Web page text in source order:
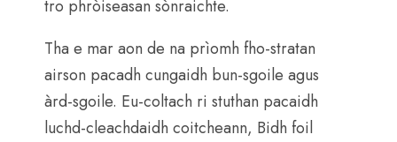
tro phròiseasan sònraichte.
Tha e mar aon de na prìomh fho-stratan
airson pacadh cungaidh bun-sgoile agus
àrd-sgoile. Eu-coltach ri stuthan pacaidh
luchd-cleachdaidh coitcheann, Bidh foil